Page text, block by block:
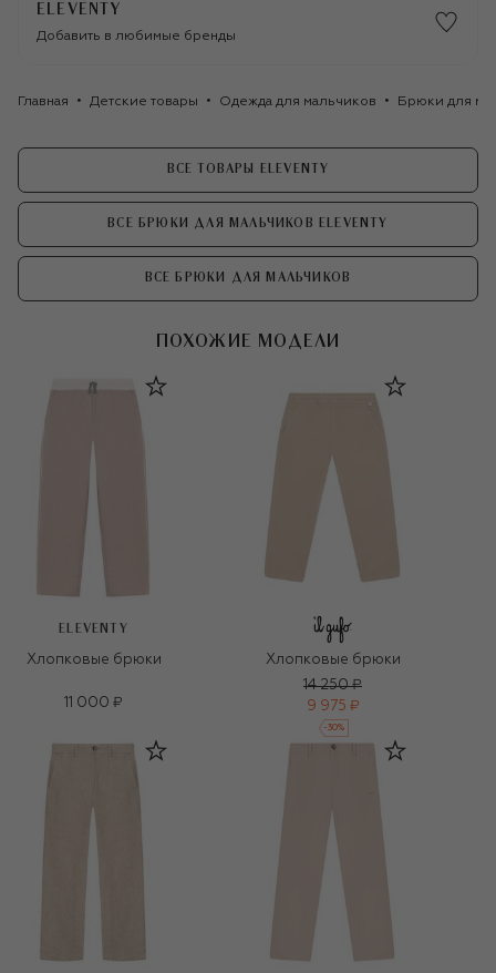
ELEVENTY
Добавить в любимые бренды
Главная Детские товары Одежда для мальчиков Брюки для
ВСЕ ТОВАРЫ ELEVENTY
ВСЕ БРЮКИ ДЛЯ МАЛЬЧИКОВ ELEVENTY
ВСЕ БРЮКИ ДЛЯ МАЛЬЧИКОВ
ПОХОЖИЕ МОДЕЛИ
ELEVENTY
Хлопковые брюки
11 000 ₽
Хлопковые брюки
14 250 ₽
9 975 ₽
-30%